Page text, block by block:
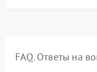
FAQ. Ответы на